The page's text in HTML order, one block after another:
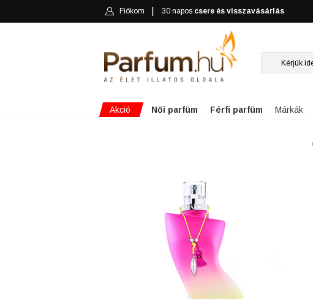
Fiókom 30 napos csere és visszavásárlás
Akció Női parfüm Férfi parfüm Márkák